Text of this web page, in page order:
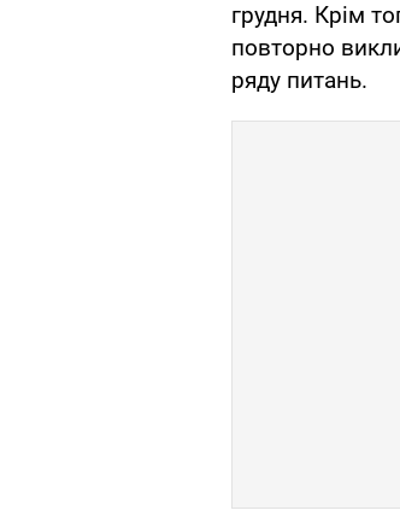
грудня. Крім
повторно
ряду питань.